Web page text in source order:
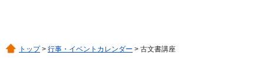
トップ> 行事・イベントカレンダー > 古文書講座